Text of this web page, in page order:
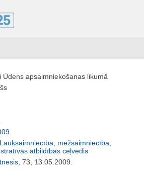
Ūdens apsaimniekošanas likumā
Lauksaimniecība, mežsaimniecība,
atbildības ceļvedis
, 73, 13.05.2009.